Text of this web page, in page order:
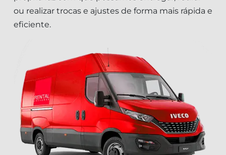
ou realizar trocas e ajustes de forma mais rápida e
eficiente.